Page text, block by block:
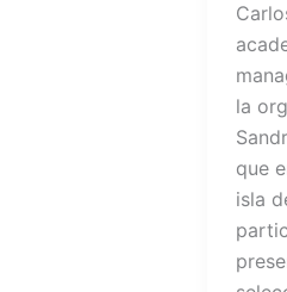
la
que
isla